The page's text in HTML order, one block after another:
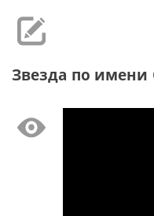
Звезда по имени